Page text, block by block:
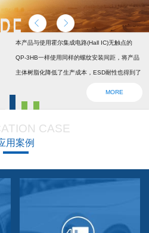
机，汽车配件，能源
本产品与使用霍尔集成电路(Hall IC)无触点的
QP-3HB一样使用同样的螺纹安装间距，将产品
主体树脂化降低了生产成本，ESD耐性也得到了
设回位弹簧，防震动防撞击功能强大，防尘防
QP-3HB标准相同。本产品在游船、铲运车的遥
控手柄、卡车离合器和换挡等方面要求较高的领
MORE
CASE
用案例